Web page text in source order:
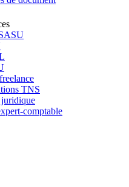
TNS
juridique
comptable